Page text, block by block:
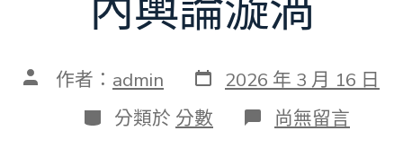
內輿論漩渦
文 作者： admin 發
表
日
期
2026 年 3 月 16 日
分
類
分類於 分數 在
〈“豪
尚無留言